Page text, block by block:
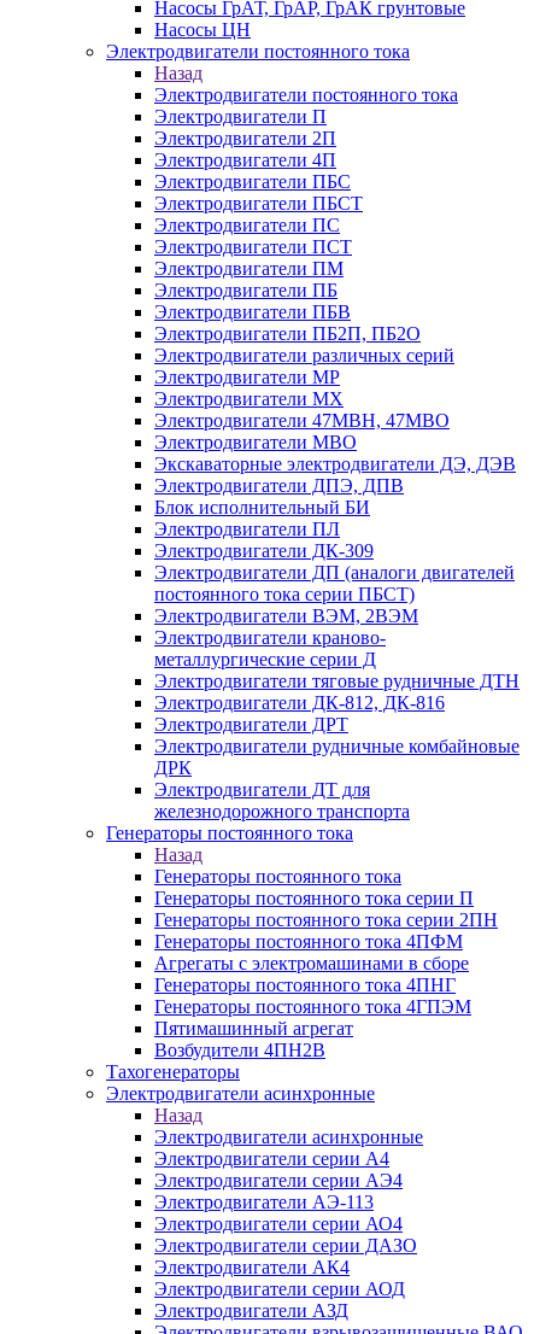
Насосы ГрАТ, ГрАР, ГрАК грунтовые
Насосы ЦН
Электродвигатели постоянного тока
Назад
Электродвигатели постоянного тока
Электродвигатели П
Электродвигатели 2П
Электродвигатели 4П
Электродвигатели ПБС
Электродвигатели ПБСТ
Электродвигатели ПС
Электродвигатели ПСТ
Электродвигатели ПМ
Электродвигатели ПБ
Электродвигатели ПБВ
Электродвигатели ПБ2П, ПБ2О
Электродвигатели различных серий
Электродвигатели МР
Электродвигатели MX
Электродвигатели 47MBH, 47МВО
Электродвигатели MBO
Экскаваторные электродвигатели ДЭ, ДЭВ
Электродвигатели ДПЭ, ДПВ
Блок исполнительный БИ
Электродвигатели ПЛ
Электродвигатели ДК-309
Электродвигатели ДП (аналоги двигателей
постоянного тока серии ПБСТ)
Электродвигатели ВЭМ, 2ВЭМ
Электродвигатели краново-
металлургические серии Д
Электродвигатели тяговые рудничные ДТН
Электродвигатели ДК-812, ДК-816
Электродвигатели ДРТ
Электродвигатели рудничные комбайновые
ДРК
Электродвигатели ДТ для
железнодорожного транспорта
Генераторы постоянного тока
Назад
Генераторы постоянного тока
Генераторы постоянного тока серии П
Генераторы постоянного тока серии 2ПН
Генераторы постоянного тока 4ПФМ
Агрегаты с электромашинами в сборе
Генераторы постоянного тока 4ПНГ
Генераторы постоянного тока 4ГПЭМ
Пятимашинный агрегат
Возбудители 4ПН2В
Тахогенераторы
Электродвигатели асинхронные
Назад
Электродвигатели асинхронные
Электродвигатели серии А4
Электродвигатели серии АЭ4
Электродвигатели АЭ-113
Электродвигатели серии АО4
Электродвигатели серии ДАЗО
Электродвигатели АК4
Электродвигатели серии АОД
Электродвигатели АЗД